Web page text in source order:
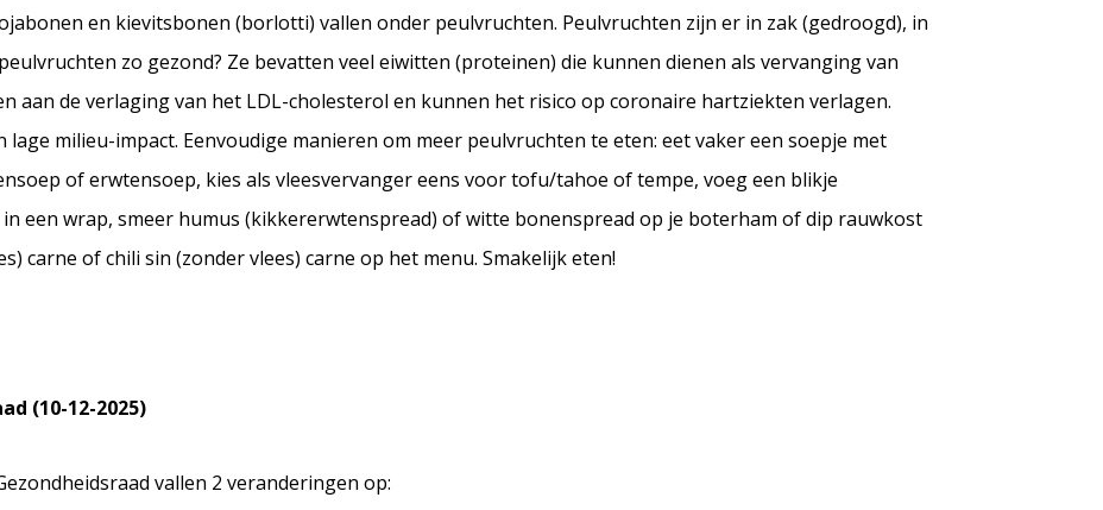
en kievitsbonen (borlotti) vallen onder peulvruchten. Peulvruchten zijn er in zak (gedroogd), in
zo gezond? Ze bevatten veel eiwitten (proteinen) die kunnen dienen als vervanging van
aan de verlaging van het LDL-cholesterol en kunnen het risico op coronaire hartziekten verlagen.
milieu-impact. Eenvoudige manieren om meer peulvruchten te eten: eet vaker een soepje met
of erwtensoep, kies als vleesvervanger eens voor tofu/tahoe of tempe, voeg een blikje
een wrap, smeer humus (kikkererwtenspread) of witte bonenspread op je boterham of dip rauwkost
carne of chili sin (zonder vlees) carne op het menu. Smakelijk eten!
(10-12-2025)
vallen 2 veranderingen op: